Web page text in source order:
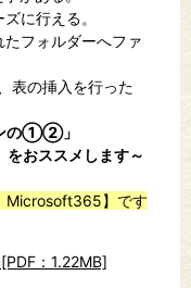
に行える。
フォルダーへファ
の挿入を行った
の①②」
おススメします～
】です
：1.22MB]